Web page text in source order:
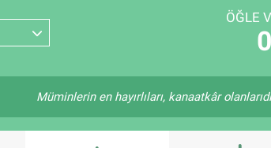
ÖĞLE
Müminlerin en hayırlıları, kanaatkâr